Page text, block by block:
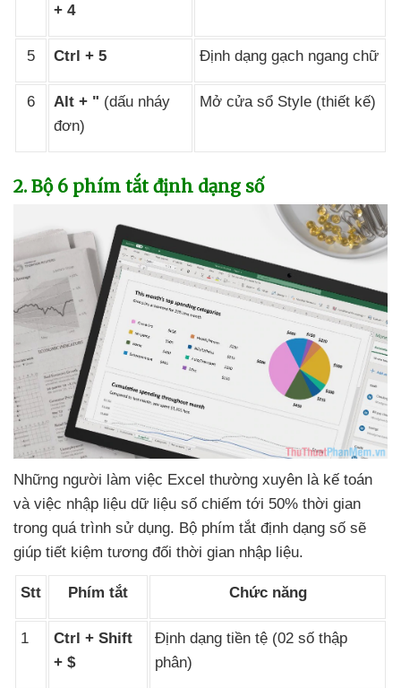
+ 4
5 Ctrl + 5 Định dạng gạch ngang chữ
6 Alt + " (dấu nháy
đơn)
Mở cửa sổ Style (thiết kế)
2. Bộ 6 phím tắt định dạng số
Những người làm việc Excel thường xuyên là kế toán
và việc nhập liệu dữ liệu số chiếm tới 50% thời gian
trong quá trình sử dụng. Bộ phím tắt định dạng số sẽ
giúp tiết kiệm tương đối thời gian nhập liệu.
Stt Phím tắt Chức năng
1
Ctrl + Shift
+ $
Định dạng tiền tệ (02 số thập
phân)